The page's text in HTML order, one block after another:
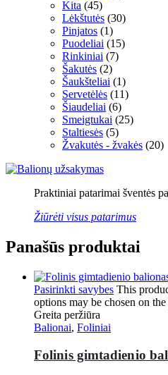
Kita (45)
Lėkštutės (30)
Pinjatos (1)
Puodeliai (15)
Rinkiniai (7)
Šakutės (2)
Šaukšteliai (1)
Servetėlės (11)
Šiaudeliai (6)
Smeigtukai (25)
Staltiesės (5)
Žvakutės - žvakės (20)
Praktiniai patarimai šventės
Žiūrėti visus patarimus
Panašūs produktai
Pasirinkti savybes This
options may be chosen on
Greita peržiūra
Balionai, Foliniai
Folinis gimtadienio